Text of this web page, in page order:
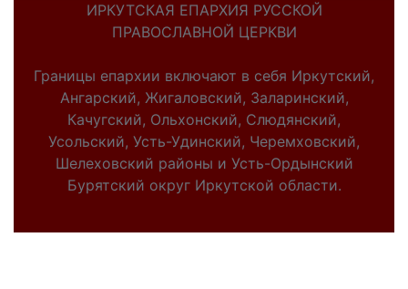
ИРКУТСКАЯ ЕПАРХИЯ РУССКОЙ
ПРАВОСЛАВНОЙ ЦЕРКВИ
Границы епархии включают в себя Иркутский,
Ангарский, Жигаловский, Заларинский,
Качугский, Ольхонский, Слюдянский,
Усольский, Усть-Удинский, Черемховский,
Шелеховский районы и Усть-Ордынский
Бурятский округ Иркутской области.